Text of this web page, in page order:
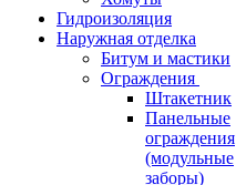
Гидроизоляция
Наружная отделка
Битум и мастики
Ограждения
Штакетник
Панельные
ограждения
(модульные
заборы)